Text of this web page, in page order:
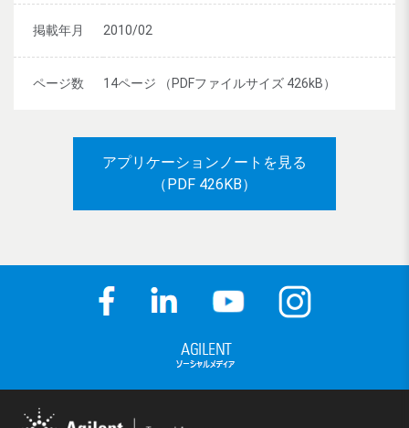
掲載年月 2010/02
ページ数 14ページ （PDFファイルサイズ 426kB）
アプリケーションノートを見る
（PDF 426KB）